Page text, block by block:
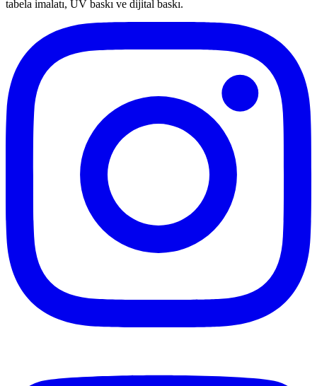
tabela imalatı, UV baskı ve dijital baskı.